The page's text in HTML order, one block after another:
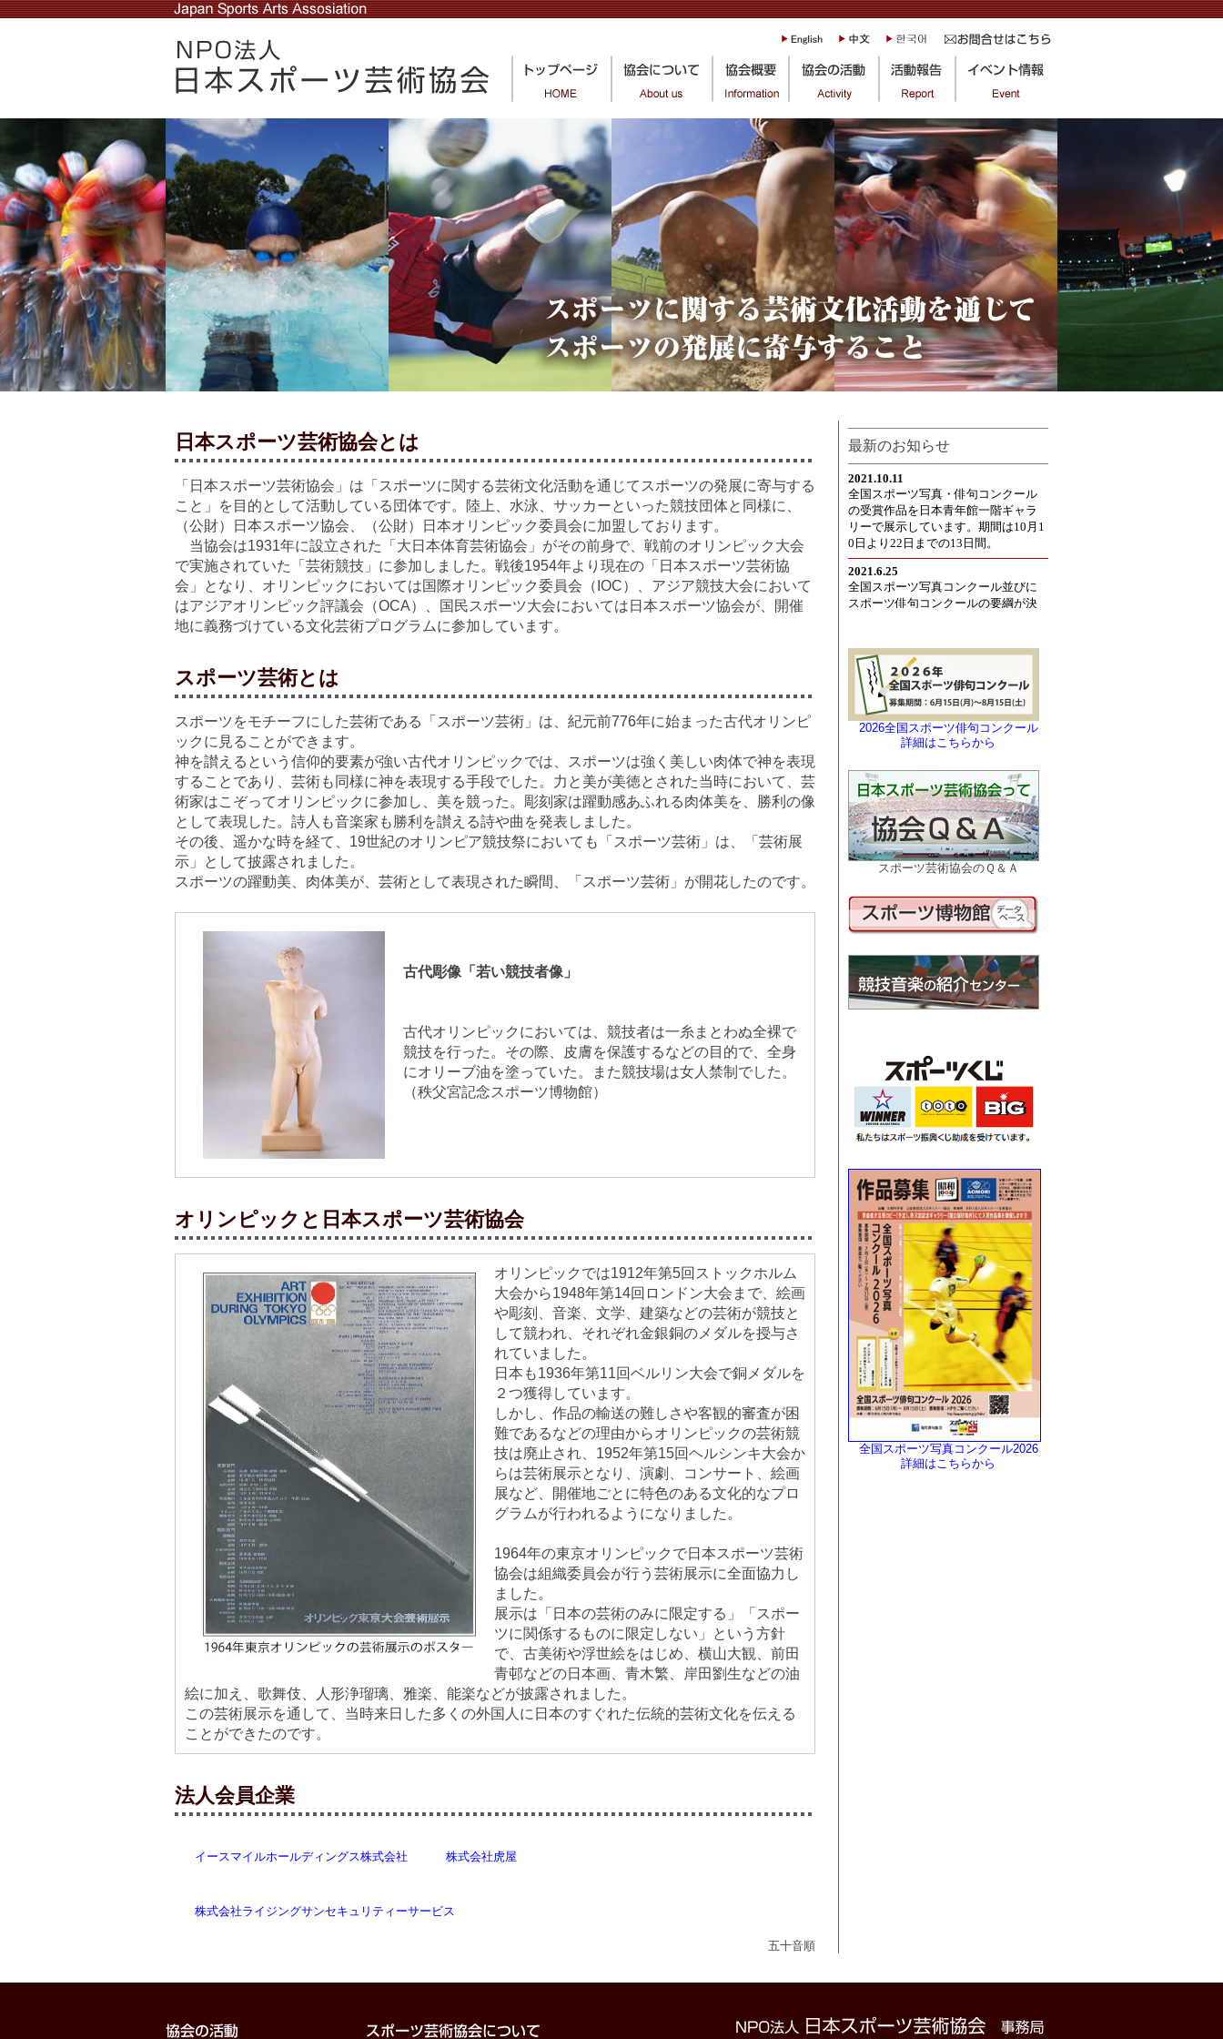
日本スポーツ芸術協会とは
「日本スポーツ芸術協会」は「スポーツに関する芸術文化活動を通じてスポーツの発展に寄与する
こと」を目的として活動している団体です。陸上、水泳、サッカーといった競技団体と同様に、
（公財）日本スポーツ協会、（公財）日本オリンピック委員会に加盟しております。
当協会は1931年に設立された「大日本体育芸術協会」がその前身で、戦前のオリンピック大会
で実施されていた「芸術競技」に参加しました。戦後1954年より現在の「日本スポーツ芸術協
会」となり、オリンピックにおいては国際オリンピック委員会（IOC）、アジア競技大会において
はアジアオリンピック評議会（OCA）、国民スポーツ大会においては日本スポーツ協会が、開催
地に義務づけている文化芸術プログラムに参加しています。
スポーツ芸術とは
スポーツをモチーフにした芸術である「スポーツ芸術」は、紀元前776年に始まった古代オリンピ
ックに見ることができます。
神を讃えるという信仰的要素が強い古代オリンピックでは、スポーツは強く美しい肉体で神を表現
することであり、芸術も同様に神を表現する手段でした。力と美が美徳とされた当時において、芸
術家はこぞってオリンピックに参加し、美を競った。彫刻家は躍動感あふれる肉体美を、勝利の像
として表現した。詩人も音楽家も勝利を讃える詩や曲を発表しました。
その後、遥かな時を経て、19世紀のオリンピア競技祭においても「スポーツ芸術」は、「芸術展
示」として披露されました。
スポーツの躍動美、肉体美が、芸術として表現された瞬間、「スポーツ芸術」が開花したのです。
古代彫像「若い競技者像」
古代オリンピックにおいては、競技者は一糸まとわぬ全裸で
競技を行った。その際、皮膚を保護するなどの目的で、全身
にオリーブ油を塗っていた。また競技場は女人禁制でした。
（秩父宮記念スポーツ博物館）
オリンピックと日本スポーツ芸術協会
オリンピックでは1912年第5回ストックホルム
大会から1948年第14回ロンドン大会まで、絵画
や彫刻、音楽、文学、建築などの芸術が競技と
して競われ、それぞれ金銀銅のメダルを授与さ
れていました。
日本も1936年第11回ベルリン大会で銅メダルを
２つ獲得しています。
しかし、作品の輸送の難しさや客観的審査が困
難であるなどの理由からオリンピックの芸術競
技は廃止され、1952年第15回ヘルシンキ大会か
らは芸術展示となり、演劇、コンサート、絵画
展など、開催地ごとに特色のある文化的なプロ
グラムが行われるようになりました。
1964年の東京オリンピックで日本スポーツ芸術
協会は組織委員会が行う芸術展示に全面協力し
ました。
展示は「日本の芸術のみに限定する」「スポー
ツに関係するものに限定しない」という方針
で、古美術や浮世絵をはじめ、横山大観、前田
青邨などの日本画、青木繁、岸田劉生などの油
絵に加え、歌舞伎、人形浄瑠璃、雅楽、能楽などが披露されました。
この芸術展示を通して、当時来日した多くの外国人に日本のすぐれた伝統的芸術文化を伝える
ことができたのです。
法人会員企業
イースマイルホールディングス株式会社 株式会社虎屋
株式会社ライジングサンセキュリティーサービス
五十音順
最新のお知らせ
2026全国スポーツ俳句コンクール
詳細はこちらから
スポーツ芸術協会のＱ＆Ａ
全国スポーツ写真コンクール2026
詳細はこちらから